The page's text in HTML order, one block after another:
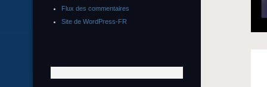
Flux des commentaires
Site de WordPress-FR